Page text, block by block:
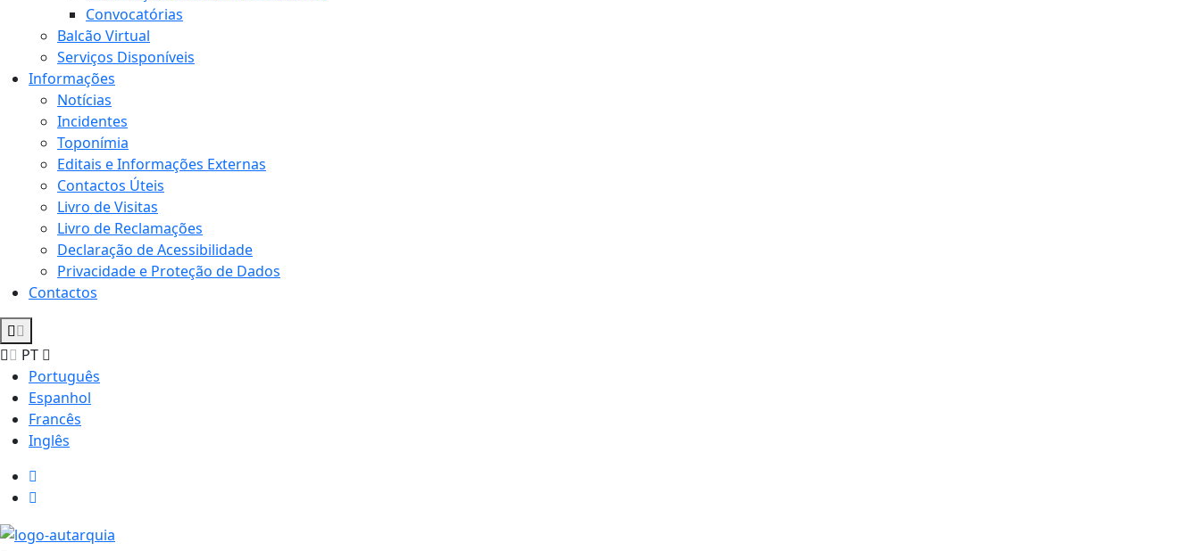
Convocatórias
Balcão Virtual
Serviços Disponíveis
Informações
Notícias
Incidentes
Toponímia
Editais e Informações Externas
Contactos Úteis
Livro de Visitas
Livro de Reclamações
Declaração de Acessibilidade
Privacidade e Proteção de Dados
Contactos
PT
Português
Espanhol
Francês
Inglês